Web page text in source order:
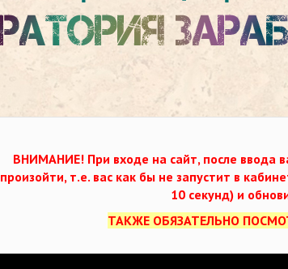
ВНИМАНИЕ! При входе на сайт, после ввода
произойти, т.е. вас как бы не запустит в
10 секунд) и
ТАКЖЕ ОБЯЗАТЕЛЬНО